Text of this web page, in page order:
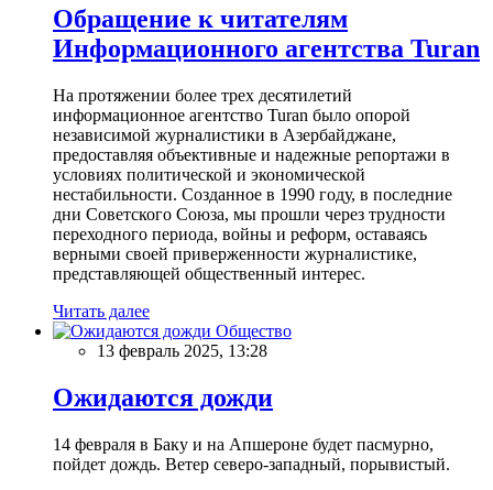
Обращение к читателям
Информационного агентства Turan
На протяжении более трех десятилетий
информационное агентство Turan было опорой
независимой журналистики в Азербайджане,
предоставляя объективные и надежные репортажи в
условиях политической и экономической
нестабильности. Созданное в 1990 году, в последние
дни Советского Союза, мы прошли через трудности
переходного периода, войны и реформ, оставаясь
верными своей приверженности журналистике,
представляющей общественный интерес.
Читать далее
Общество
13 февраль 2025, 13:28
Ожидаются дожди
14 февраля в Баку и на Апшероне будет пасмурно,
пойдет дождь. Ветер северо-западный, порывистый.